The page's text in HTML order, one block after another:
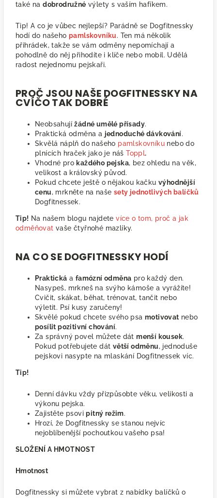
také nadobrodružné výlety s vaším hafíkem.
Tip! A co je vůbec nejlepší? Parádně se Dogfitnessky
hodí do našehopamlskovníku. Ten má několik
přihrádek, takže se vám odměny nepomíchají a
pohodlně do něj přihodíte i klíče nebo mobil. Udělá
radost nejednomu pejskaři.
PROČ JSOU NAŠE DOGFITNESSKY NA
CVÍČO TAK DOBRÉ
Neobsahujížádné umělé přísady.
Praktická odměna a jednoduché dávkování.
Skvělá náplň do našeho pamlskovníku nebo do
plnících hraček jako je nášToppl.
Vhodné pro každého pejska, bez ohledu na věk,
velikost a královský původ.
Pokud chcete ještě o nějakou kačku výhodnější
cenu, mrkněte na naše sety jednotlivých balíčků
Dogfitnessek.
Tip! Na našem blogu najdetevíce o tom, proč a jak
odměňovat vaše čtyřnohé mazlíky.
NA CO SE DOGFITNESSKY HODÍ
Praktická a famózní odměna pro každý den.
Nasypeš, mrkneš na svýho kámoše a vyrážíte!
Cvičit, skákat, běhat, trénovat, tančit nebo
výletit. Psí kusy zaručeny!
Skvělé pokud chcete svého psa motivovat nebo
posílit pozitivní chování.
Za správný povel můžete dátmenší kousek.
Pokud potřebujete dát větší odměnu, jednoduše
pejskovi nasypte na mlaskání Dogfitnessek víc.
Tip!
Denní dávku vždy přizpůsobte věku, velikosti a
výkonu pejska.
Zajistěte psovipitný režim.
Hrozí, že Dogfitnessky se stanou nejvíc
nejoblíbenější pochoutkou vašeho psa!
SLOŽENÍ A HMOTNOST
Hmotnost
Dogfitnessky si můžete vybrat z nabídky balíčků o